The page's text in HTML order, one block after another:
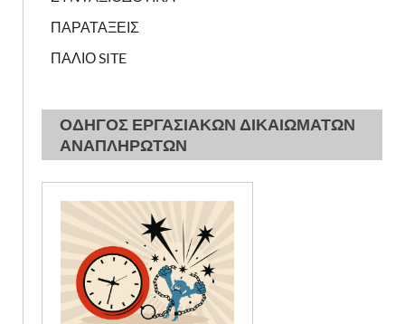
ΠΑΡΑΤΑΞΕΙΣ
ΠΑΛΙΟ SITE
ΟΔΗΓΟΣ ΕΡΓΑΣΙΑΚΩΝ ΔΙΚΑΙΩΜΑΤΩΝ
ΑΝΑΠΛΗΡΩΤΩΝ